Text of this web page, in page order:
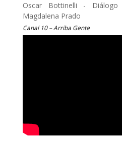
Oscar Bottinelli -
Magdalena Prado
Canal 10 – Arriba Gente